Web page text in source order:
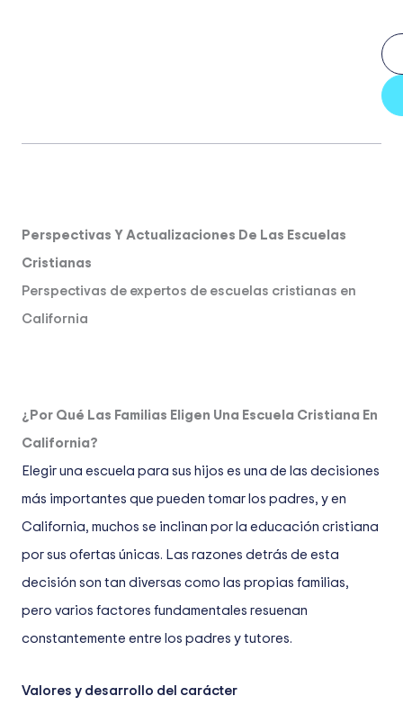
Perspectivas Y Actualizaciones De Las Escuelas
Cristianas
Perspectivas de expertos de escuelas cristianas en
California
¿Por Qué Las Familias Eligen Una Escuela Cristiana En
California?
Elegir una escuela para sus hijos es una de las decisiones
más importantes que pueden tomar los padres, y en
California, muchos se inclinan por la educación cristiana
por sus ofertas únicas. Las razones detrás de esta
decisión son tan diversas como las propias familias,
pero varios factores fundamentales resuenan
constantemente entre los padres y tutores.
Valores y desarrollo del carácter